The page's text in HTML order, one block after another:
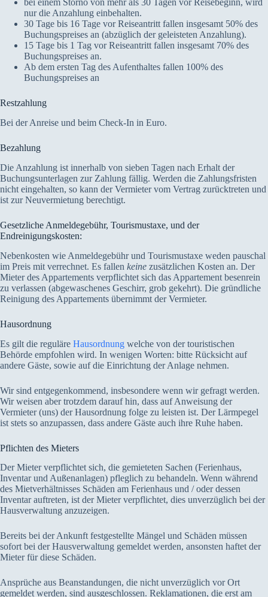
bei einem Storno von mehr als 30 Tagen vor Reisebeginn, wird
nur die Anzahlung einbehalten.
30 Tage bis 16 Tage vor Reiseantritt fallen insgesamt 50% des
Buchungspreises an (abzüglich der geleisteten Anzahlung).
15 Tage bis 1 Tag vor Reiseantritt fallen insgesamt 70% des
Buchungspreises an.
Ab dem ersten Tag des Aufenthaltes fallen 100% des
Buchungspreises an
Restzahlung
Bei der Anreise und beim Check-In in Euro.
Bezahlung
Die Anzahlung ist innerhalb von sieben Tagen nach Erhalt der
Buchungsunterlagen zur Zahlung fällig. Werden die Zahlungsfristen
nicht eingehalten, so kann der Vermieter vom Vertrag zurücktreten und
ist zur Neuvermietung berechtigt.
Gesetzliche Anmeldegebühr, Tourismustaxe, und der
Endreinigungskosten:
Nebenkosten wie Anmeldegebühr und Tourismustaxe weden pauschal
im Preis mit verrechnet. Es fallen keine zusätzlichen Kosten an. Der
Mieter des Appartements verpflichtet sich das Appartement besenrein
zu verlassen (abgewaschenes Geschirr, grob gekehrt). Die gründliche
Reinigung des Appartements übernimmt der Vermieter.
Hausordnung
Es gilt die reguläre Hausordnung welche von der touristischen
Behörde empfohlen wird. In wenigen Worten: bitte Rücksicht auf
andere Gäste, sowie auf die Einrichtung der Anlage nehmen.
Wir sind entgegenkommend, insbesondere wenn wir gefragt werden.
Wir weisen aber trotzdem darauf hin, dass auf Anweisung der
Vermieter (uns) der Hausordnung folge zu leisten ist. Der Lärmpegel
ist stets so anzupassen, dass andere Gäste auch ihre Ruhe haben.
Pflichten des Mieters
Der Mieter verpflichtet sich, die gemieteten Sachen (Ferienhaus,
Inventar und Außenanlagen) pfleglich zu behandeln. Wenn während
des Mietverhältnisses Schäden am Ferienhaus und / oder dessen
Inventar auftreten, ist der Mieter verpflichtet, dies unverzüglich bei der
Hausverwaltung anzuzeigen.
Bereits bei der Ankunft festgestellte Mängel und Schäden müssen
sofort bei der Hausverwaltung gemeldet werden, ansonsten haftet der
Mieter für diese Schäden.
Ansprüche aus Beanstandungen, die nicht unverzüglich vor Ort
gemeldet werden, sind ausgeschlossen. Reklamationen, die erst am